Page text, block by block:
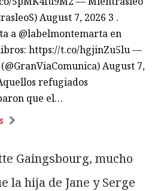
August 7, 2026 3 .
a @labelmontemarta en
https://t.co/hgjinZu5lu —
August 7,
refugiados
que el…
Gaingsbourg, mucho
la hija de Jane y Serge